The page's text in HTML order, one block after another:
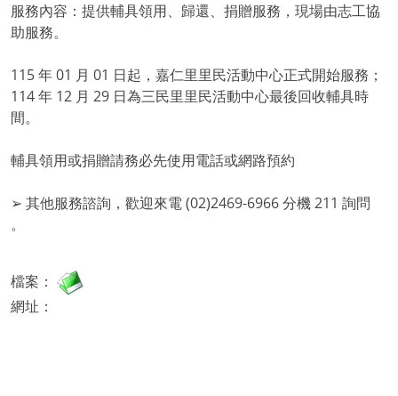
服務內容：提供輔具領用、歸還、捐贈服務，現場由志工協
助服務。
115 年 01 月 01 日起，嘉仁里里民活動中心正式開始服務；
114 年 12 月 29 日為三民里里民活動中心最後回收輔具時
間。
輔具領用或捐贈請務必先使用電話或網路預約
➢ 其他服務諮詢，歡迎來電 (02)2469-6966 分機 211 詢問
。
檔案：
網址：